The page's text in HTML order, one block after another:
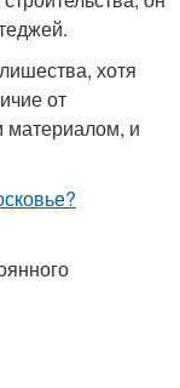
хотя
от
материалом, и